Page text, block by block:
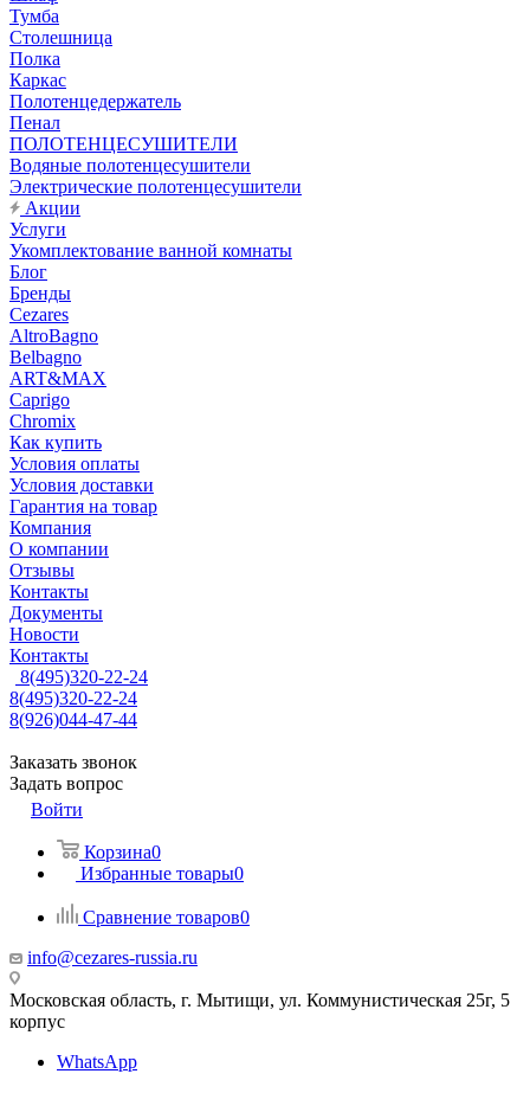
Тумба
Столешница
Полка
Каркас
Полотенцедержатель
Пенал
ПОЛОТЕНЦЕСУШИТЕЛИ
Водяные полотенцесушители
Электрические полотенцесушители
Акции
Услуги
Укомплектование ванной комнаты
Блог
Бренды
Cezares
AltroBagno
Belbagno
ART&MAX
Caprigo
Chromix
Как купить
Условия оплаты
Условия доставки
Гарантия на товар
Компания
О компании
Отзывы
Контакты
Документы
Новости
Контакты
8(495)320-22-24
8(495)320-22-24
8(926)044-47-44
Заказать звонок
Задать вопрос
Войти
Корзина0
Избранные товары0
Сравнение товаров0
info@cezares-russia.ru
Московская область, г. Мытищи, ул. Коммунистическая 25г, 5
корпус
WhatsApp